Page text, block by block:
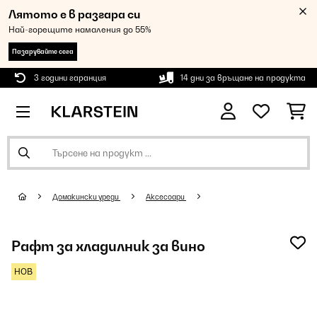
Лятото е в разгара си
Най-горещите намаления до 55%
Пазарувайте сега
3 години гаранция 14 дни за връщане на продукта
Домакински уреди Аксесоари
Рафт за хладилник за вино
НОВ